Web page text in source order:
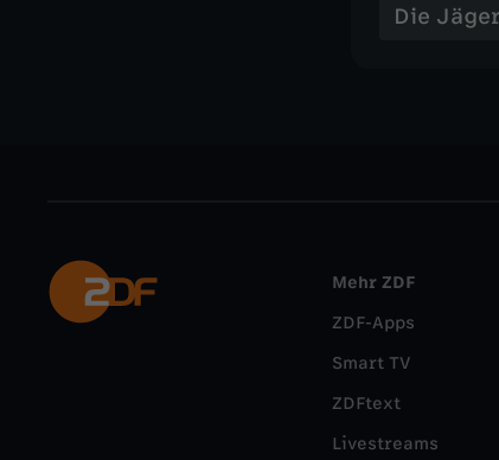
Die
Mehr ZDF
ZDF-Apps
Smart TV
ZDFtext
Livestreams